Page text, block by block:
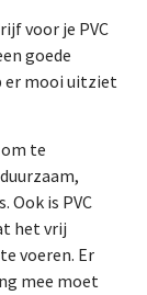
voor je PVC
goede
er mooi uitziet
te
Ook is PVC
het vrij
voeren. Er
mee moet